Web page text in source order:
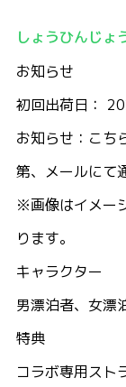
しょうひんじょ
お知らせ
初回出荷日：
お知らせ：こち
第、メールにて
※画像はイメー
ります。
キャラクター
男漂泊者、女漂
特典
コラボ専用スト